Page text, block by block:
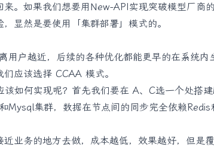
来。如果我们想要用New-API实现突破模型厂商
，显然是要使用「集群部署」模式的。
用户越近，后续的各种优化都能更早的在系统内
们应该选择 CCAA 模式。
该如何实现呢？首先我们要在 A、C选一个处搭
Mysql集群，数据在节点间的同步完全依赖Redis
近业务的地方去做，成本越低，效果越好，但是